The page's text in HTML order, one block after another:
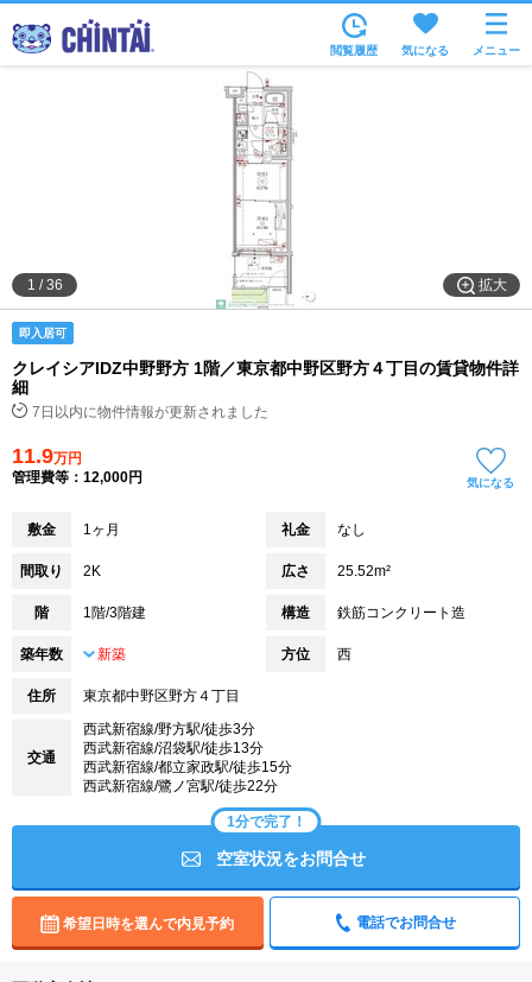
沿線・駅から
住所から
家賃相場から
通勤通学時間から
物件特集から
不動産会社から
閲覧履歴 気になる メニュー
拡大
1 /36
即入居可
クレイシアIDZ中野野方 1階／東京都中野区野方４丁目の賃貸物件詳
細
7日以内に物件情報が更新されました
11.9万円
管理費等：12,000円
気になる
敷金 1ヶ月 礼金 なし
間取り 2K 広さ 25.52m²
階 1階/3階建 構造 鉄筋コンクリート造
築年数 新築 方位 西
住所 東京都中野区野方４丁目
交通
西武新宿線/野方駅/徒歩3分
西武新宿線/沼袋駅/徒歩13分
西武新宿線/都立家政駅/徒歩15分
西武新宿線/鷺ノ宮駅/徒歩22分
1分で完了！
空室状況をお問合せ
希望日時を選んで内見予約 電話でお問合せ